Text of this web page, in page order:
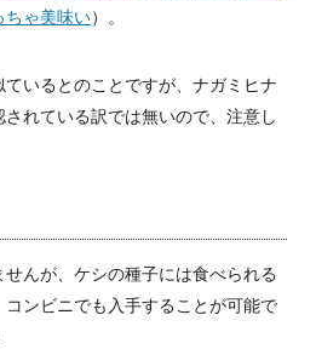
ちゃ美味い）。
いるとのことですが、ナガミヒナ
れている訳では無いので、注意し
んが、ケシの種子には食べられる
ンビニでも入手することが可能で